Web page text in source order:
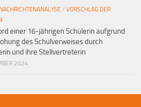
NACHRICHTENANALYSE / VORSCHLAG DER
einer 16-jährigen Schülerin aufgrund
des Schulverweises durch
und ihre Stellvertreterin
2024